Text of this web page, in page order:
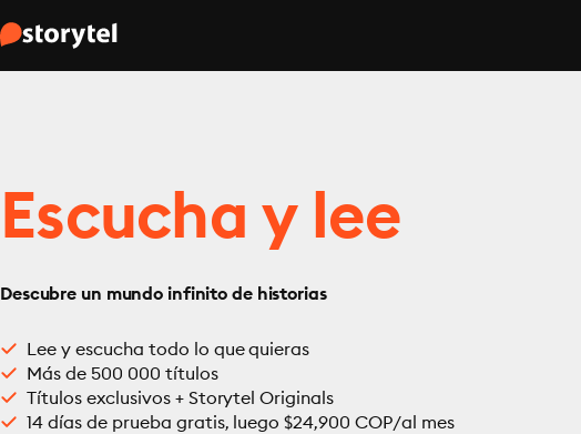
Escucha y lee
Descubre un mundo infinito de historias
Lee y escucha todo lo que quieras
Más de 500 000 títulos
Títulos exclusivos + Storytel Originals
14 días de prueba gratis, luego $24,900 COP/al mes